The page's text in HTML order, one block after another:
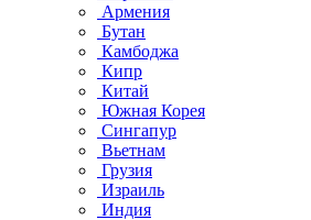
Армения
Бутан
Камбоджа
Кипр
Китай
Южная Корея
Сингапур
Вьетнам
Грузия
Израиль
Индия